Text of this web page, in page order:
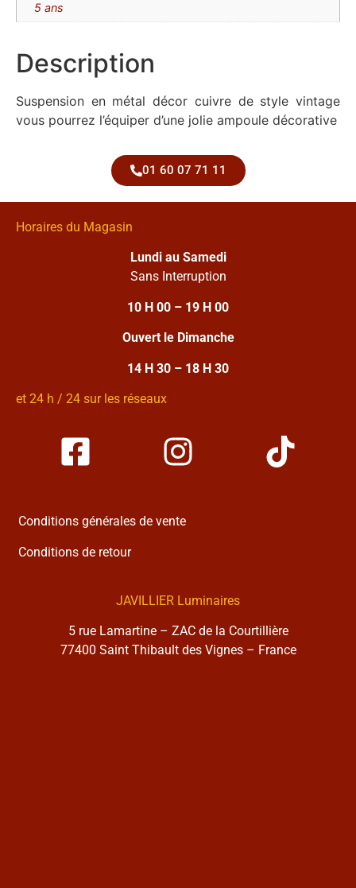
5 ans
Description
Suspension en métal décor cuivre de style vintage
vous pourrez l’équiper d’une jolie ampoule décorative
01 60 07 71 11
Horaires du Magasin
Lundi au Samedi
Sans Interruption
10 H 00 – 19 H 00
Ouvert le Dimanche
14 H 30 – 18 H 30
et 24 h / 24 sur les réseaux
Conditions générales de vente
Conditions de retour
JAVILLIER Luminaires
5 rue Lamartine – ZAC de la Courtillière
77400 Saint Thibault des Vignes – France